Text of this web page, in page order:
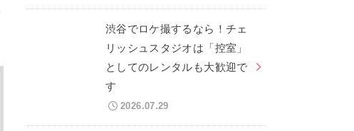
渋谷でロケ撮するなら！チェ
リッシュスタジオは「控室」
としてのレンタルも大歓迎で
す
2026.07.29